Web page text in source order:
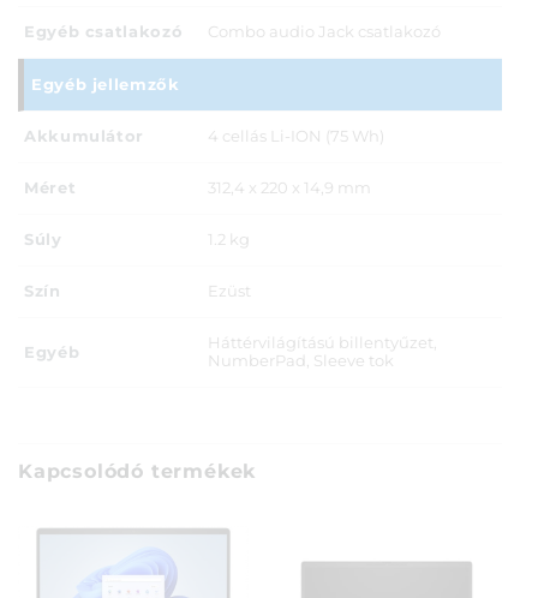
Egyéb csatlakozó Combo audio Jack csatlakozó
Egyéb jellemzők
Akkumulátor 4 cellás Li-ION (75 Wh)
Méret 312,4 x 220 x 14,9 mm
Súly 1.2 kg
Szín Ezüst
Egyéb
Háttérvilágítású billentyűzet,
NumberPad, Sleeve tok
Kapcsolódó termékek